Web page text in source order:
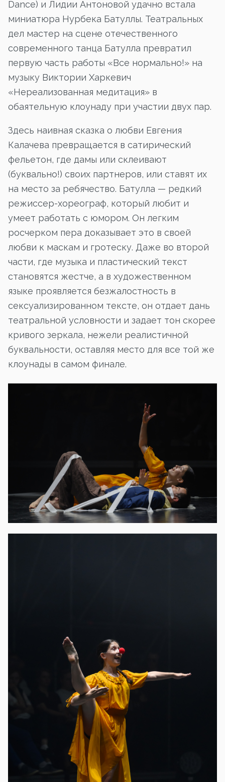
Dance) и Лидии Антоновой удачно встала
миниатюра Нурбека Батуллы. Театральных
дел мастер на сцене отечественного
современного танца Батулла превратил
первую часть работы «Все нормально!» на
музыку Виктории Харкевич
«Нереализованная медитация» в
обаятельную клоунаду при участии двух пар.
Здесь наивная сказка о любви Евгения
Калачева превращается в сатирический
фельетон, где дамы или склеивают
(буквально!) своих партнеров, или ставят их
на место за ребячество. Батулла — редкий
режиссер-хореограф, который любит и
умеет работать с юмором. Он легким
росчерком пера доказывает это в своей
любви к маскам и гротеску. Даже во второй
части, где музыка и пластический текст
становятся жестче, а в художественном
языке проявляется безжалостность в
сексуализированном тексте, он отдает дань
театральной условности и задает тон скорее
кривого зеркала, нежели реалистичной
буквальности, оставляя место для все той же
клоунады в самом финале.